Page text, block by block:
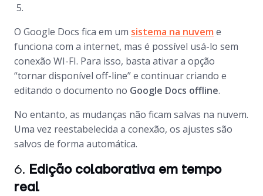
O Google Docs fica em um sistema na nuvem e
funciona com a internet, mas é possível usá-lo sem
conexão WI-FI. Para isso, basta ativar a opção
“tornar disponível off-line” e continuar criando e
editando o documento no Google Docs offline.
No entanto, as mudanças não ficam salvas na nuvem.
Uma vez reestabelecida a conexão, os ajustes são
salvos de forma automática.
6. Edição colaborativa em tempo
real